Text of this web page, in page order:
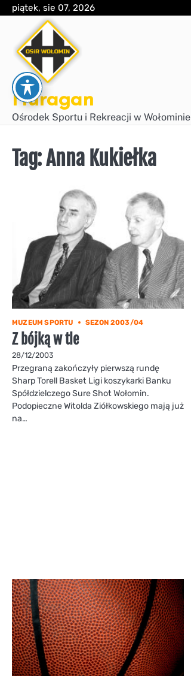
Skip
content
piątek, sie 07, 2026
Huragan
Ośrodek Sportu i Rekreacji w Wołominie
Tag:Anna Kukiełka
MUZEUM SPORTU SEZON 2003/04
Z bójką w tle
28/12/2003
Przegraną zakończyły pierwszą rundę
Sharp Torell Basket Ligi koszykarki Banku
Spółdzielczego Sure Shot Wołomin.
Podopieczne Witolda Ziółkowskiego mają już
na…